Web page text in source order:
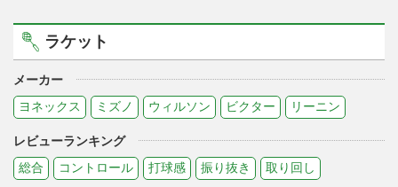
ラケット
メーカー
ヨネックス
ミズノ ウィルソン ビクター リーニン
レビューランキング
総合
コントロール 打球感 振り抜き 取り回し